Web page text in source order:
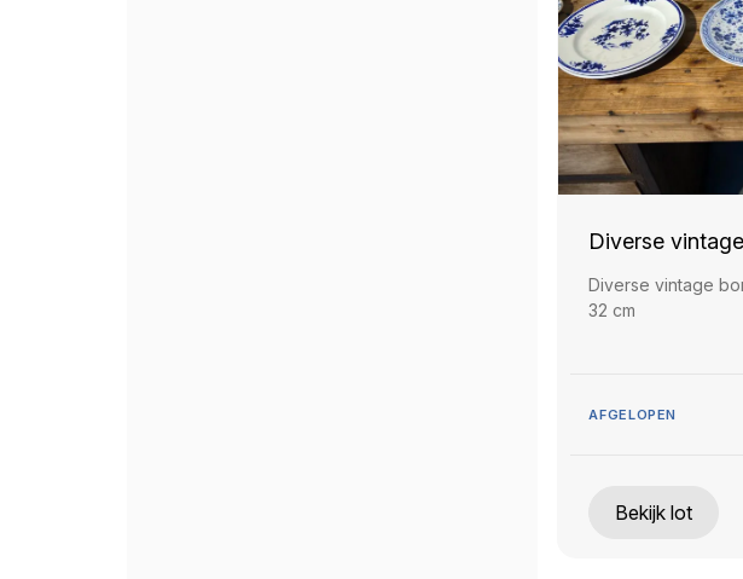
Diverse
Diverse vintage
32 cm
AFGELOPEN
Bekijk lot